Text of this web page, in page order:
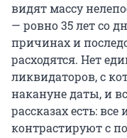
видят массу
— ровно 35 лет со
причинах и
расходятся. Нет
ликвидаторов, с
накануне даты, и
рассказах есть:
контрастируют с